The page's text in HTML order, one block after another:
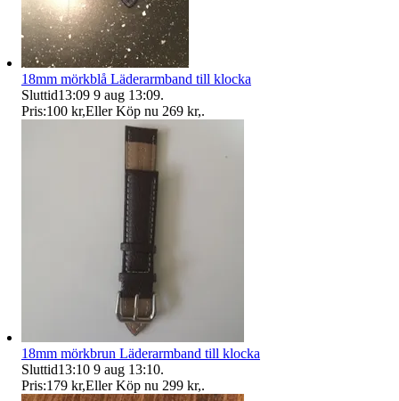
18mm mörkblå Läderarmband till klocka
Sluttid13:09 9 aug 13:09.
Pris:100 kr,Eller Köp nu 269 kr,.
18mm mörkbrun Läderarmband till klocka
Sluttid13:10 9 aug 13:10.
Pris:179 kr,Eller Köp nu 299 kr,.